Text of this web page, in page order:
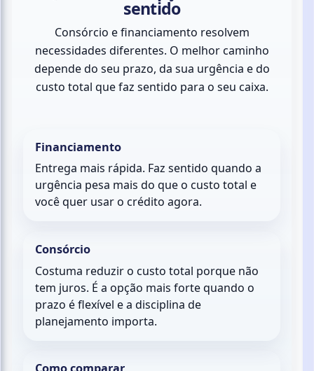
sentido
Consórcio e financiamento resolvem
necessidades diferentes. O melhor caminho
depende do seu prazo, da sua urgência e do
custo total que faz sentido para o seu caixa.
Financiamento
Entrega mais rápida. Faz sentido quando a
urgência pesa mais do que o custo total e
você quer usar o crédito agora.
Consórcio
Costuma reduzir o custo total porque não
tem juros. É a opção mais forte quando o
prazo é flexível e a disciplina de
planejamento importa.